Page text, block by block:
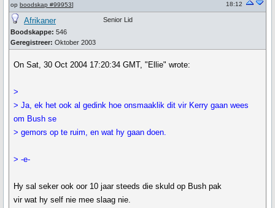
op boodskap #99953]
18:12
Afrikaner
Boodskappe: 546
Geregistreer: Oktober 2003
Senior Lid
On Sat, 30 Oct 2004 17:20:34 GMT, "Ellie" wrote:
>
> Ja, ek het ook al gedink hoe onsmaaklik dit vir Kerry gaan wees
om Bush se
> gemors op te ruim, en wat hy gaan doen.
> -e-
Hy sal seker ook oor 10 jaar steeds die skuld op Bush pak
vir wat hy self nie mee slaag nie.